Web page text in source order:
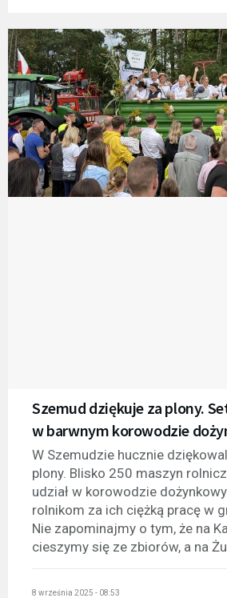
Szemud dziękuje za plony.
w barwnym korowodzie
W Szemudzie hucznie
plony. Blisko 250 maszyn
udział w korowodzie
rolnikom za ich ciężką pracę w
Nie zapominajmy o tym, że na
cieszymy się ze zbiorów, a na
8 września 2025 - 08:53